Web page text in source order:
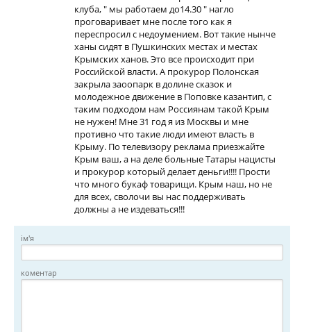
клуба, " мы работаем до14.30 " нагло
проговаривает мне после того как я
переспросил с недоумением. Вот такие нынче
ханы сидят в Пушкинских местах и местах
Крымских ханов. Это все происходит при
Российской власти. А прокурор Полонская
закрыла заоопарк в долине сказок и
молодежное движение в Поповке казантип, с
таким подходом нам Россиянам такой Крым
не нужен! Мне 31 год я из Москвы и мне
противно что такие люди имеют власть в
Крыму. По телевизору реклама приезжайте
Крым ваш, а на деле больные Татары нацисты
и прокурор который делает деньги!!!! Прости
что много букаф товарищи. Крым наш, но не
для всех, сволочи вы нас поддерживать
должны а не издеваться!!!
ім'я
коментар